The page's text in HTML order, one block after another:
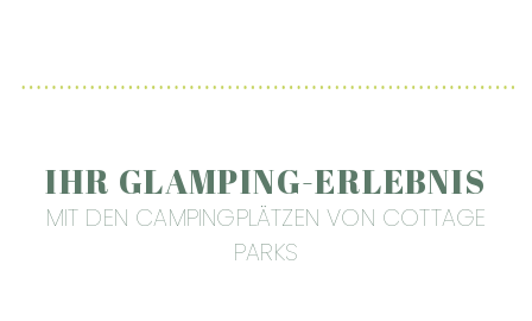
IHR GLAMPING-ERLEBNIS
MIT DEN CAMPINGPLÄTZEN VON COTTAGE
PARKS